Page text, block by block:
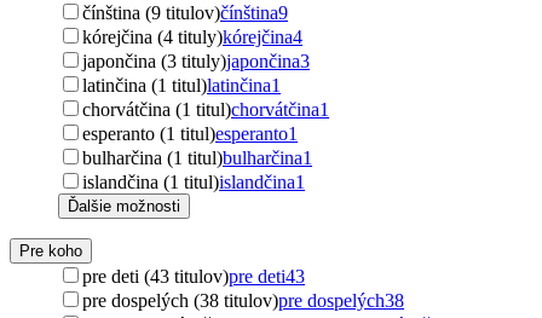
čínština (9 titulov)čínština9
kórejčina (4 tituly)kórejčina4
japončina (3 tituly)japončina3
latinčina (1 titul)latinčina1
chorvátčina (1 titul)chorvátčina1
esperanto (1 titul)esperanto1
bulharčina (1 titul)bulharčina1
islandčina (1 titul)islandčina1
Ďalšie možnosti
Pre koho
pre deti (43 titulov)pre deti43
pre dospelých (38 titulov)pre dospelých38